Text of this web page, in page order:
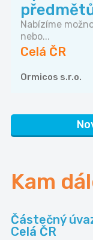
Nabízíme
nebo...
Celá ČR
Ormicos s.r.o.
Kam
Částečný
Celá ČR